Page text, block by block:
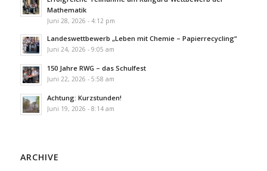
Mathematik
Juni 28, 2026 - 4:12 pm
Landeswettbewerb „Leben mit Chemie – Papierrecycling“
Juni 24, 2026 - 9:05 am
150 Jahre RWG – das Schulfest
Juni 22, 2026 - 5:58 am
Achtung: Kurzstunden!
Juni 19, 2026 - 8:14 am
ARCHIVE